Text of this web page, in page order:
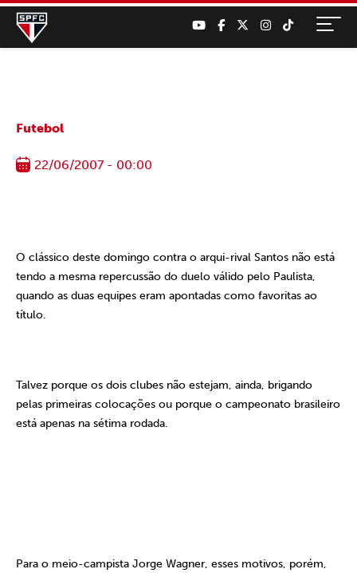
Futebol
22/06/2007 - 00:00
O clássico deste domingo contra o arqui-rival Santos não está
tendo a mesma repercussão do duelo válido pelo Paulista,
quando as duas equipes eram apontadas como favoritas ao
título.
Talvez porque os dois clubes não estejam, ainda, brigando
pelas primeiras colocações ou porque o campeonato brasileiro
está apenas na sétima rodada.
Para o meio-campista Jorge Wagner, esses motivos, porém,